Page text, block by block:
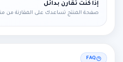
إذا كنت تقارن بدائل
صفحة المنتج تساعدك على المقارنة من
FAQ